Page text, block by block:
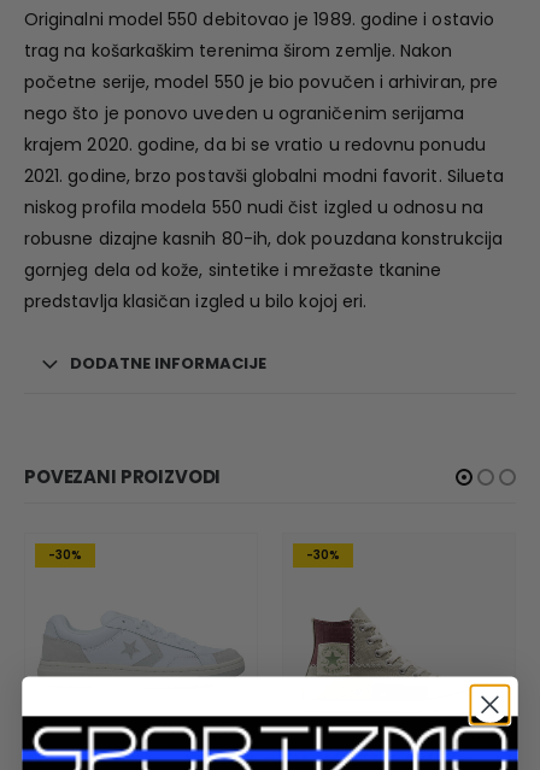
Originalni model 550 debitovao je 1989. godine i ostavio
trag na košarkaškim terenima širom zemlje. Nakon
početne serije, model 550 je bio povučen i arhiviran, pre
nego što je ponovo uveden u ograničenim serijama
krajem 2020. godine, da bi se vratio u redovnu ponudu
2021. godine, brzo postavši globalni modni favorit. Silueta
niskog profila modela 550 nudi čist izgled u odnosu na
robusne dizajne kasnih 80-ih, dok pouzdana konstrukcija
gornjeg dela od kože, sintetike i mrežaste tkanine
predstavlja klasičan izgled u bilo kojoj eri.
DODATNE INFORMACIJE
POVEZANI PROIZVODI
-30% -30%